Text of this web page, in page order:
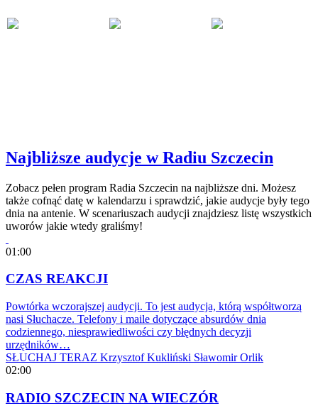
Najbliższe audycje w Radiu Szczecin
Zobacz pełen program Radia Szczecin na najbliższe dni. Możesz
także cofnąć datę w kalendarzu i sprawdzić, jakie audycje były tego
dnia na antenie. W scenariuszach audycji znajdziesz listę wszystkich
uworów jakie wtedy graliśmy!
01:00
CZAS REAKCJI
Powtórka wczorajszej audycji. To jest audycja, którą współtworzą
nasi Słuchacze. Telefony i maile dotyczące absurdów dnia
codziennego, niesprawiedliwości czy błędnych decyzji
urzędników…
SŁUCHAJ TERAZ Krzysztof Kukliński Sławomir Orlik
02:00
RADIO SZCZECIN NA WIECZÓR